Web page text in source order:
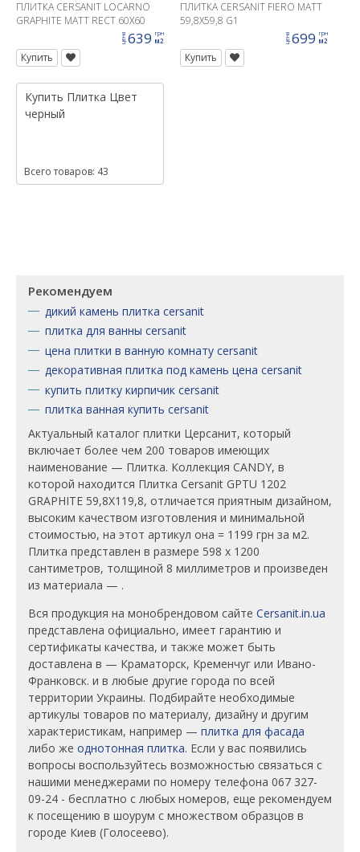
ПЛИТКА CERSANIT LOCARNO
GRAPHITE MATT RECT 60X60
цена639 грн
м2
Купить
ПЛИТКА CERSANIT FIERO MATT
59,8X59,8 G1
цена699 грн
м2
Купить
Купить Плитка Цвет
черный
Всего товаров: 43
Рекомендуем
дикий камень плитка cersanit
плитка для ванны cersanit
цена плитки в ванную комнату cersanit
декоративная плитка под камень цена cersanit
купить плитку кирпичик cersanit
плитка ванная купить cersanit
Актуальный каталог плитки Церсанит, который
включает более чем 200 товаров имеющих
наименование — Плитка. Коллекция CANDY, в
которой находится Плитка Cersanit GPTU 1202
GRAPHITE 59,8X119,8, отличается приятным дизайном,
высоким качеством изготовления и минимальной
стоимостью, на этот артикул она = 1199 грн за м2.
Плитка представлен в размере 598 x 1200
сантиметров, толщиной 8 миллиметров и произведен
из материала — .
Вся продукция на монобрендовом сайте Cersanit.in.ua
представлена официально, имеет гарантию и
сертификаты качества, и также может быть
доставлена в — Краматорск, Кременчуг или Ивано-
Франковск. и в любые другие города по всей
территории Украины. Подбирайте необходимые
артикулы товаров по материалу, дизайну и другим
характеристикам, например — плитка для фасада
либо же однотонная плитка. Если у вас появились
вопросы воспользуйтесь возможностью связаться с
нашими менеджерами по номеру телефона 067 327-
09-24 - бесплатно с любых номеров, еще рекомендуем
к посещению в шоурум с множеством образцов в
городе Киев (Голосеево).